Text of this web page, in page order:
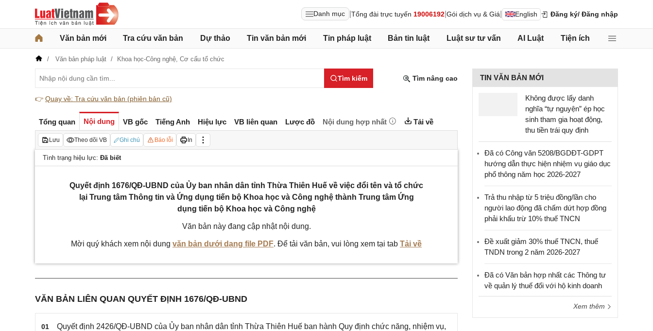
Danh mục Tổng đài trực tuyến 19006192 Gói dịch vụ & Giá English Đăng ký/ Đăng nhập
Văn bản mới Tra cứu văn bản Dự thảo Tin văn bản mới Tin pháp luật Bản tin luật Luật sư tư vấn AI Luật Tiện ích
Văn bản pháp luật Khoa học-Công nghệ, Cơ cấu tổ chức
Tìm kiếm Tìm nâng cao
👉 Quay về: Tra cứu văn bản (phiên bản cũ)
Tổng quan Nội dung VB gốc Tiếng Anh Hiệu lực VB liên quan Lược đồ Nội dung hợp nhất Tải về
Lưu Theo dõi VB Ghi chú Báo lỗi In
Tình trạng hiệu lực: Đã biết
Quyết định 1676/QĐ-UBND của Ủy ban nhân dân tỉnh Thừa Thiên Huế về việc đổi tên và tổ chức
lại Trung tâm Thông tin và Ứng dụng tiến bộ Khoa học và Công nghệ thành Trung tâm Ứng
dụng tiến bộ Khoa học và Công nghệ
Văn bản này đang cập nhật nội dung.
Mời quý khách xem nội dung văn bản dưới dạng file PDF. Để tải văn bản, vui lòng xem tại tab Tải về
VĂN BẢN LIÊN QUAN QUYẾT ĐỊNH 1676/QĐ-UBND
01
Quyết định 2426/QĐ-UBND của Ủy ban nhân dân tỉnh Thừa Thiên Huế ban hành Quy định chức năng, nhiệm vụ,
TIN VĂN BẢN MỚI
Không được lấy danh
nghĩa “tự nguyện” ép học
sinh tham gia hoạt động,
thu tiền trái quy định
Đã có Công văn 5208/BGDĐT-GDPT
hướng dẫn thực hiện nhiệm vụ giáo dục
phổ thông năm học 2026-2027
Trả thu nhập từ 5 triệu đồng/lần cho
người lao động đã chấm dứt hợp đồng
phải khấu trừ 10% thuế TNCN
Đề xuất giảm 30% thuế TNCN, thuế
TNDN trong 2 năm 2026-2027
Đã có Văn bản hợp nhất các Thông tư
về quản lý thuế đối với hộ kinh doanh
Xem thêm